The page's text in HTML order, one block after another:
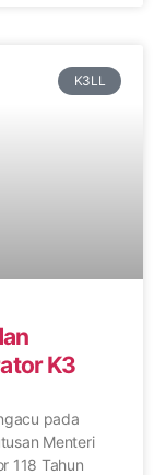
K3LL
K3
pada
Menteri
118 Tahun